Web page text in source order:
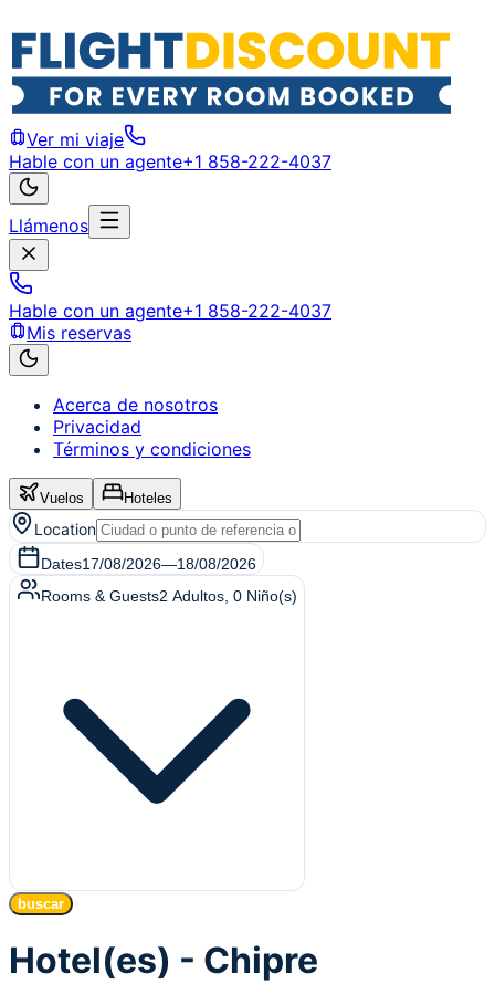
Ver mi viaje
Hable con un agente+1 858-222-4037
Llámenos
Hable con un agente+1 858-222-4037
Mis reservas
Acerca de nosotros
Privacidad
Términos y condiciones
Vuelos Hoteles
Location
Dates17/08/2026—18/08/2026
Rooms & Guests2 Adultos 0 Niño(s)
buscar
Hotel(es) - Chipre